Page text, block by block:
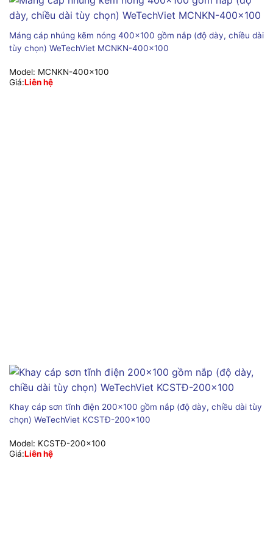
Máng cáp nhúng kẽm nóng 400×100 gồm nắp (độ dày, chiều dài
tùy chọn) WeTechViet MCNKN-400×100
Model: MCNKN-400x100
Giá:Liên hệ
Khay cáp sơn tĩnh điện 200×100 gồm nắp (độ dày, chiều dài tùy
chọn) WeTechViet KCSTĐ-200×100
Model: KCSTĐ-200x100
Giá:Liên hệ